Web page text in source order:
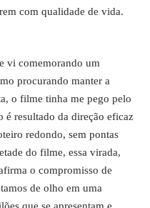
com qualidade de vida.
vi comemorando um
procurando manter a
o filme tinha me pego pelo
é resultado da direção eficaz
redondo, sem pontas
do filme, essa virada,
o compromisso de
de olho em uma